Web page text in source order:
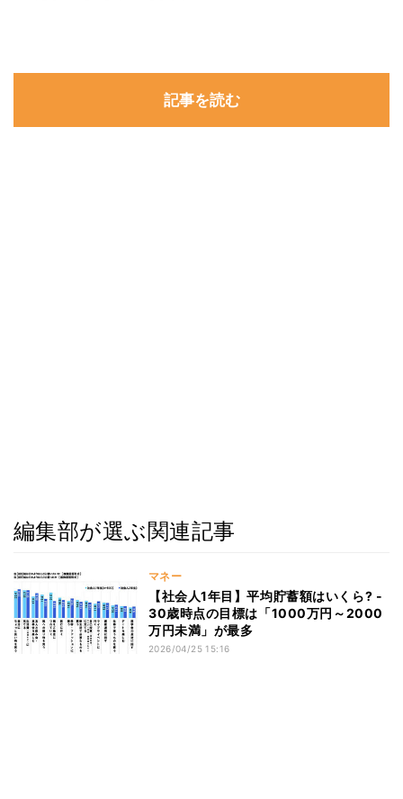
記事を読む
編集部が選ぶ関連記事
マネー
【社会人1年目】平均貯蓄額はいくら? -
30歳時点の目標は「1000万円～2000
万円未満」が最多
2026/04/25 15:16